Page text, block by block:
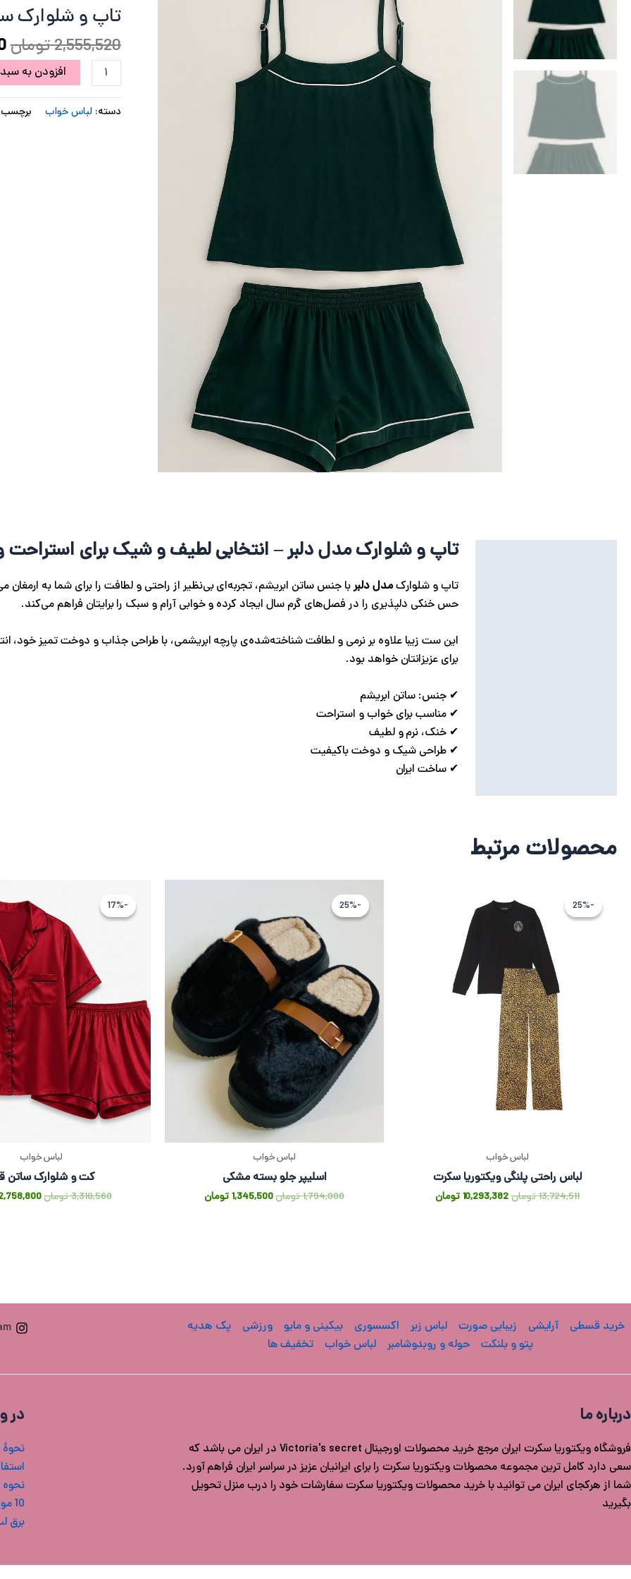
تاپ و شلوارک
2,555,520تومان
ساتن
سبز
یشمی
عدد
افزودن به
دسته: لباس خواب
تاپ و شلوارک مدل دلبر – انتخابی لطیف و شیک برای
تاپ و شلوارکمدل دلبربا جنس ساتن ابریشم، تجربه‌ای بی‌نظیر از راحتی و لطافت را برای شما به
حس خنکی دلپذیری را در فصل‌های گرم سال ایجاد کرده و خوابی آرام و سبک را برایتان فراهم می‌کند.
این ست زیبا علاوه بر نرمی و لطافت شناخته‌شده‌ی پارچه ابریشمی، با طراحی جذاب و دوخت تمیز خود،
برای عزیزانتان خواهد بود.
✔ جنس: ساتن ابریشم
✔ مناسب برای خواب و استراحت
✔ خنک، نرم و لطیف
✔ طراحی شیک و دوخت باکیفیت
✔ ساخت ایران
محصولات مرتبط
-25%-25%
لباس خواب
لباس راحتی پلنگی ویکتوریا سکرت
13,724,511تومان
اصلی
10,293,382 تومان
10,293,382 تومان -25%-25%
لباس خواب
اسلیپر جلو بسته مشکی
1,794,000تومان
بود.
1,345,500تومان
-17%-17%
لباس خواب
کت و شلوارک ساتن
3,310,560تومان
اصلی
بود.
خرید قسطی آرایشی زیبایی صورت لباس زیر اکسسوری بیکینی و مایو ورزشی
پک هدیه
پتو و بلنکت
حوله و روبدوشامبر لباس خواب تخفیف ها
درباره ما
فروشگاه ویکتوریا سکرت ایران مرجع خرید محصولات اورجینال Victoria's secret در ایران می باشد که
سعی دارد کامل ترین مجموعه محصولات ویکتوریا سکرت را برای ایرانیان عزیز در سراسر ایران فراهم آورد.
شما از هرکجای ایران می توانید با خرید محصولات ویکتوریا سکرت سفارشات خود را درب منزل تحویل
بگیرید
در
10 مورد از بهترین بادی میست های ویکتوریا سکرت
برق